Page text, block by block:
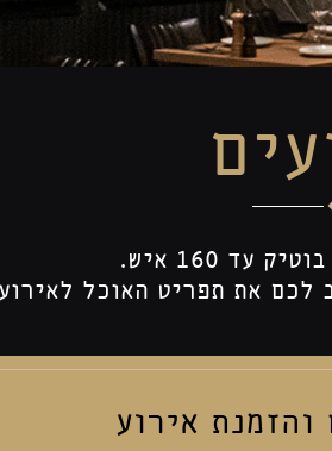
עד 160 איש.
לכם את תפריט האוכל
אירוע